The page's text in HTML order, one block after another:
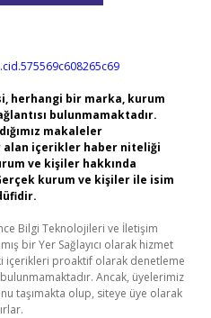
herhangi bir marka, kurum
bulunmamaktadır.
makaleler
alan içerikler haber niteliği
ve kişiler hakkında
kurum ve kişiler ile isim
Bilgi Teknolojileri ve İletişim
bir Yer Sağlayıcı olarak hizmet
içerikleri proaktif olarak denetleme
Ancak, üyelerimiz
taşımakta olup, siteye üye olarak